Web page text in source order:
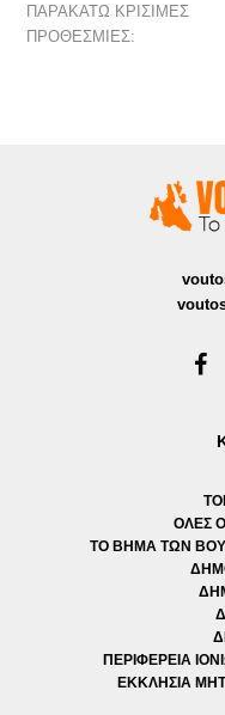
ΠΑΡΑΚΑΤΩ ΚΡΙΣΙΜΕΣ
ΠΡΟΘΕΣΜΙΕΣ:
ΟΛΕΣ
ΤΟ ΒΗΜΑ ΤΩΝ
ΠΕΡΙΦΕΡΕΙΑ
ΕΚΚΛΗΣΙΑ